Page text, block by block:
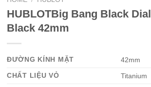
HUBLOTBig Bang Black
Black 42mm
ĐƯỜNG KÍNH MẶT
42mm
CHẤT LIỆU VỎ
Titanium